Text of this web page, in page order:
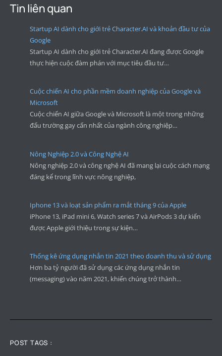
Tin liên quan
Startup AI dành cho giới trẻ Character.AI và khoản đầu tư của
Google
Startup AI dành cho giới trẻ Character.AI đang được Google
thực hiện cuộc đàm phán với mục tiêu đầu tư…
Cuộc chiến AI cho phần mềm doanh nghiệp của Google và
Microsoft
Cuộc chiến AI giữa Google và Microsoft là một trong những
đấu trường gay cấn nhất của ngành công nghiệp…
Nông Nghiệp 2.0 và Công Nghệ AI
Nông nghiệp 2.0 và công nghệ AI đã mang lại cuộc cách mạng
đáng kể trong lĩnh vực nông nghiệp,
Iphone 13 và loạt sản phẩm ra mắt tháng 9 của Apple
iPhone 13, iPad mini 6, Watch series 7 và AirPods 3 dự kiến
được Apple giới thiệu trong sự kiện…
Thống kê ứng dụng nhắn tin 2021 theo doanh thu và sử dụng
Hơn ba tỷ người đã sử dụng các ứng dụng nhắn tin
(messaging) vào năm 2021, khiến chúng trở thành…
POST TAGS :